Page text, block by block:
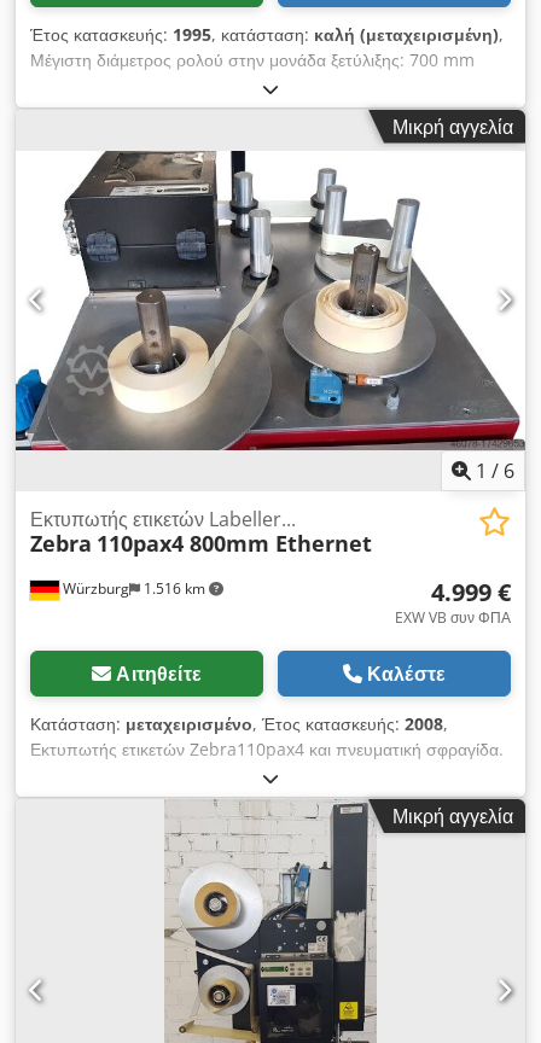
Έτος κατασκευής: 1995, κατάσταση: καλή (μεταχειρισμένη),
Μέγιστη διάμετρος ρολού στην μονάδα ξετύλιξης: 700 mm
(Άξονας 76) Μέγιστη διάμετρος ρολού στην μονάδα
επανατύλιξης: 450 mm Μέγιστο πλάτος υλικού: 330 mm
Μέγιστη ταχύτητα: 220 μ/λεπτό Csdpfx Ajzn Azwekborf
Περιγραφή: Μονάδα ξετύλιξης, πίνακας συγκόλλησης, σύστημα
καθοδήγησης υλικού, μονάδα κοπής, μονάδα επανατύλιξης,
μετρητές (ετικετών ή μέτρων), ανίχνευση ελλιπών ετικετών με
οπτικό έλεγχο.
Μικρή αγγελία
1 / 6
Würzburg 1.516 km
Εκτυπωτής ετικετών Labeller...
Zebra 110pax4 800mm Ethernet
4.999 €
EXW VB συν ΦΠΑ
Αιτηθείτε Καλέστε
Κατάσταση: μεταχειρισμένο, Έτος κατασκευής: 2008,
Εκτυπωτής ετικετών Zebra110pax4 και πνευματική σφραγίδα.
RA2315 Κατασκευαστής εκτυπωτή: Zebra Τύπος εκτυπωτή
110pax4 Πίνακας ελέγχου: οθόνη LCD με ένδειξη κατάστασης
και κουμπιά στον εκτυπωτή, χειροκίνητος πίνακας ελέγχου στο
πλάι και έλεγχος μέσω PLC I/O Τύπος εκτύπωσης: Επιλογή
θερμικής εκτύπωσης μεταφοράς ή άμεσης θερμικής
εκτύπωσης Διασυνδέσεις: Ethernet/καλώδιο ελέγχου Μέσα
εκτύπωσης: Τυπικά μέσα, ετικέτες και μέσα RFID (ανάγνωση
και κωδικοποίηση ετικετών RFIF) Τρέχον μέγεθος ετικέτας:
90x36mm, ο απλικατέρ έχει σχεδιαστεί για αυτό το μέγεθος
Ελάχιστο μήκος ετικέτας: 12,7mm Πλάτος μέσων εκτύπωσης:
16-114mm Πλάτος κορδέλας: 25,4-107mm Μέγιστο μήκος
Μικρή αγγελία